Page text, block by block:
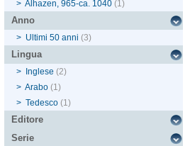
> Alhazen, 965-ca. 1040 (1)
Anno
> Ultimi 50 anni (3)
Lingua
> Inglese (2)
> Arabo (1)
> Tedesco (1)
Editore
Serie